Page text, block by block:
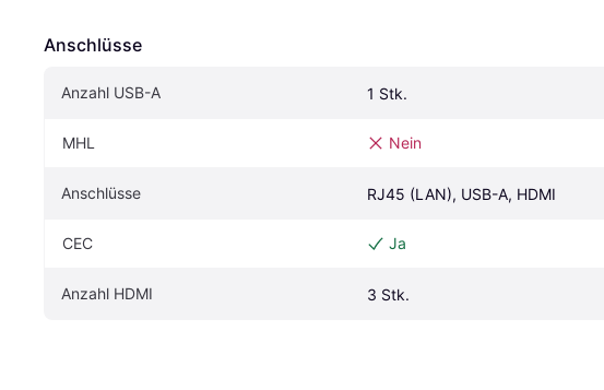
Anschlüsse
Anzahl USB-A 1 Stk.
MHL Nein
Anschlüsse RJ45 (LAN), USB-A, HDMI
CEC Ja
Anzahl HDMI 3 Stk.